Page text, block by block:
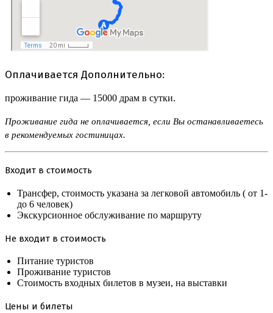
Оплачивается Дополнительно:
проживание гида — 15000 драм в сутки.
Проживание гида не оплачивается, если Вы останавливаетесь
в рекомендуемых гостиницах.
Входит в стоимость
Трансфер, стоимость указана за легковой автомобиль ( от 1-
до 6 человек)
Экскурсионное обслуживание по маршруту
Не входит в стоимость
Питание туристов
Проживание туристов
Стоимость входных билетов в музеи, на выставки
Цены и билеты